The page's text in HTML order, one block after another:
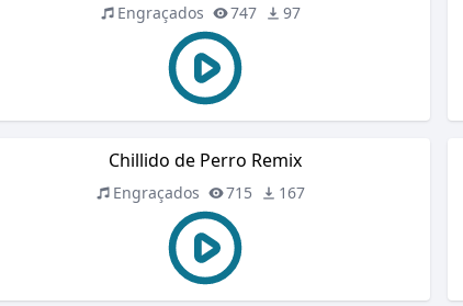
Engraçados 747 97
Chillido de Perro Remix
Engraçados 715 167